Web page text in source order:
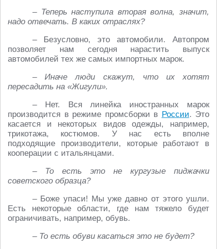
– Теперь наступила вторая волна, значит,
надо отвечать. В каких отраслях?
– Безусловно, это автомобили. Автопром
позволяет нам сегодня нарастить выпуск
автомобилей тех же самых импортных марок.
– Иначе люди скажут, что их хотят
пересадить на «Жигули».
– Нет. Вся линейка иностранных марок
производится в режиме промсборки в России. Это
касается и некоторых видов одежды, например,
трикотажа, костюмов. У нас есть вполне
подходящие производители, которые работают в
кооперации с итальянцами.
– То есть это не кургузые пиджачки
советского образца?
– Боже упаси! Мы уже давно от этого ушли.
Есть некоторые области, где нам тяжело будет
ограничивать, например, обувь.
– То есть обуви касаться это не будет?